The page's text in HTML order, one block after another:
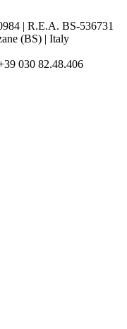
| R.E.A. BS-536731
(BS) | Italy
030 82.48.406